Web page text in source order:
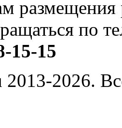
размещения
по
15-15
2026.